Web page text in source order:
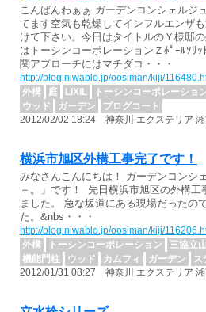
こんばんわぁぁ ガーデンコンシェルジ
てます空気も乾燥してインフルエンザ
けて下さい。今日はタイトルのＹ様邸
はトーシンコーポレーションＺﾎﾟｰﾙｿﾘ
関アプローチにはマチダコ・・・
http://blog.niwablo.jp/oosiman/kiji/
外構
庭 LIXIL トーシンコーポレーショ
ウッド
ガーデン
プログコート
2012/02/02 18:24 神奈川 エクステリア
横浜市旭区外構工事完了です！
みなさんこんにちは！ ガーデンコンシ
＋。」です！ 先日横浜市旭区の外構
ました。 急な坂道にある現場だったの
た。&nbs・・・
http://blog.niwablo.jp/oosiman/kiji/
外構
トーシンコーポレーション 三協立
機能門柱
ウッド カムフィ ガーデン
ス
2012/01/31 08:27 神奈川 エクステリア